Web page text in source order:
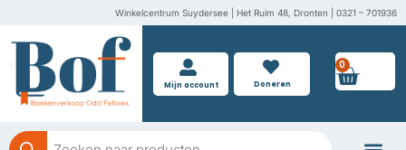
inhoud
Winkelcentrum Suydersee | Het Ruim 48, Dronten | 0321 – 701936
Mijn account Doneren
0
Producten
zoeken